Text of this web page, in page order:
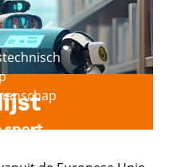
sport